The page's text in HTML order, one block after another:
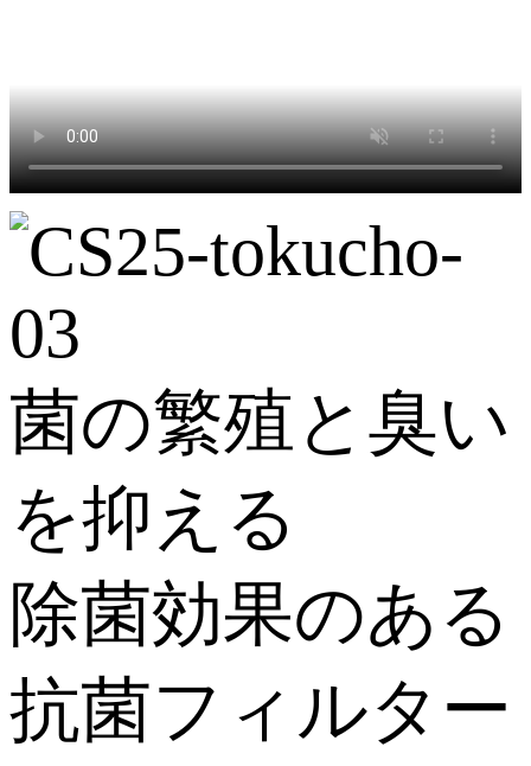
菌の繁殖と臭い
を抑える
除菌効果のある
抗菌フィルター